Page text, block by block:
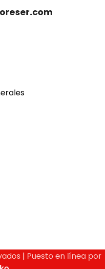
| Puesto en línea por